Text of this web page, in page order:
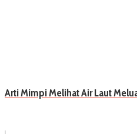
Arti Mimpi Melihat Air Laut